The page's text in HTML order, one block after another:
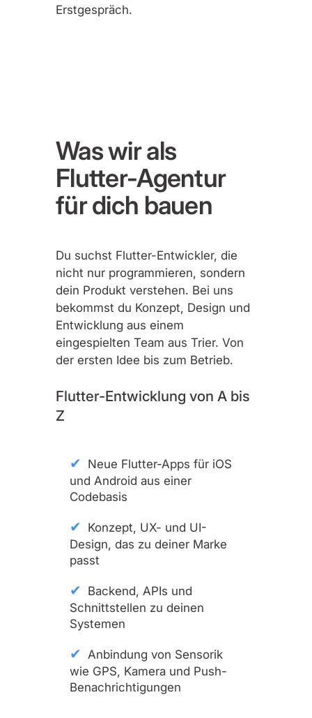
Erstgespräch.
Was wir als
Flutter-Agentur
für dich bauen
Du suchst Flutter-Entwickler, die
nicht nur programmieren, sondern
dein Produkt verstehen. Bei uns
bekommst du Konzept, Design und
Entwicklung aus einem
eingespielten Team aus Trier. Von
der ersten Idee bis zum Betrieb.
Flutter-Entwicklung von A bis
Z
Neue Flutter-Apps für iOS
und Android aus einer
Codebasis
Konzept, UX- und UI-
Design, das zu deiner Marke
passt
Backend, APIs und
Schnittstellen zu deinen
Systemen
Anbindung von Sensorik
wie GPS, Kamera und Push-
Benachrichtigungen